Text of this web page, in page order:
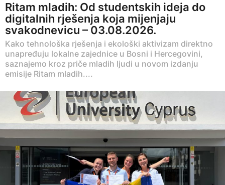
Ritam mladih: Od studentskih ideja do
digitalnih rješenja koja mijenjaju
svakodnevicu – 03.08.2026.
Kako tehnološka rješenja i ekološki aktivizam direktno
unapređuju lokalne zajednice u Bosni i Hercegovini,
saznajemo kroz priče mladih ljudi u novom izdanju
emisije Ritam mladih....